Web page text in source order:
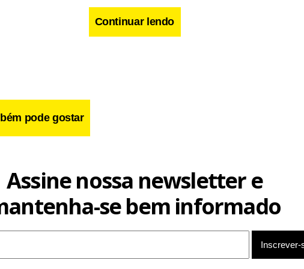
O Ceilândia venceu a primeira partida da decisão do Campeonato
tarde deste domingo (13), no estádio Serra do Lago, em Luziânia.
Continuar lendo
pode gostar
Assine nossa newsletter e
se bem informado